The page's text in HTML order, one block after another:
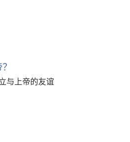
与上帝的友谊